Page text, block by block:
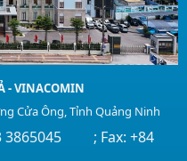
- VINACOMIN
Cửa Ông, Tỉnh Quảng Ninh
3865045 ; Fax: +84